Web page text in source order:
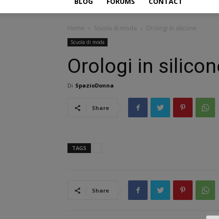
Home Scuola di moda Orologi in silicone
Scuola di moda
Orologi in
Di SpazioDonna
Share
TAGS
Share